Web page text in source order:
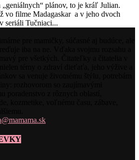
plánov, to je kráľ Julian.
vo filme Madagaskar a v jeho dvoch
seriáli Tučniaci...